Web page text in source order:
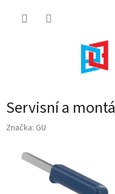
Servisní a
Značka: GU